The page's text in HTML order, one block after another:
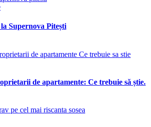
Supernova Pitești
de apartamente: Ce trebuie să știe.